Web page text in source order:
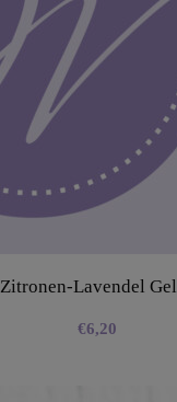
Zitronen-Lavendel
€6,20